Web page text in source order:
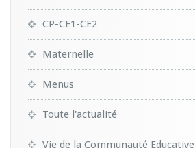
CP-CE1-CE2
Maternelle
Menus
Toute l'actualité
Vie de la Communauté Educative